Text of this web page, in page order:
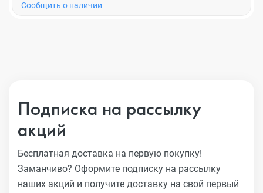
Cообщить о наличии
Подписка на рассылку
акций
Бесплатная доставка на первую покупку!
Заманчиво? Оформите подписку на рассылку
наших акций и получите доставку на свой первый